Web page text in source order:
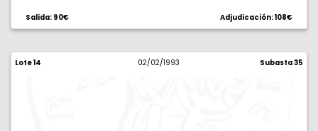
Salida: 90€ Adjudicación: 108€
Lote 14 02/02/1993 Subasta 35